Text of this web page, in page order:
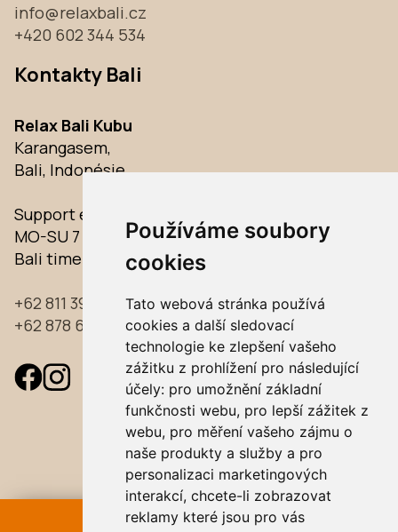
Používáme soubory
cookies
Tato webová stránka používá
cookies a další sledovací
technologie ke zlepšení vašeho
zážitku z prohlížení pro následující
účely: pro umožnění základní
funkčnosti webu, pro lepší zážitek z
webu, pro měření vašeho zájmu o
naše produkty a služby a pro
personalizaci marketingových
interakcí,chcete-li zobrazovat
reklamy které jsou pro vás
info@relaxbali.cz
+420 602 344 534
Kontakty Bali
Relax Bali Kubu
Karangasem,
Bali, Indonésie
Support english:
MO-SU 7 am–10 pm
Bali time:
14:54
+62 811 39 39 733
+62 878 61 96 97 33